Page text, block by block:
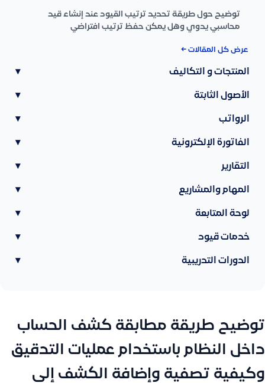
توضيح حول طريقة تحديد ترتيب القيود عند إنشاء قيد
محاسبي يدوي وهل يمكن حفظ ترتيب افتراضي
عرض كل المقالات ←
المنتجات و التكاليف ▾
الأصول الثابتة ▾
الرواتب ▾
الفاتورة الإلكترونية ▾
التقارير ▾
المهام والمشاريع ▾
لوحة المتابعة ▾
خدمات قيود ▾
الدورات التدريبية ▾
توضيح طريقة مطابقة كشف الحساب
داخل النظام باستخدام عمليات التدقيق
وكيفية تصفية وإضافة الكشف إلى